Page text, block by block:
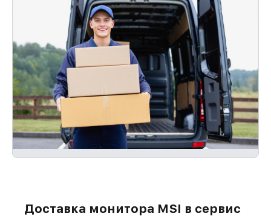
Доставка монитора MSI в сервис